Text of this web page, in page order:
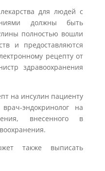
для людей с
должны быть
полностью вошли
и предоставляются
рецепту от
здравоохранения
на инсулин пациенту
эндокринолог на
внесенного в
также выписать